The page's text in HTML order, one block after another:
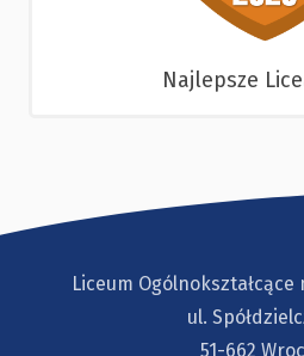
Najlepsze
Liceum Ogólnokształcące
ul.
51-662